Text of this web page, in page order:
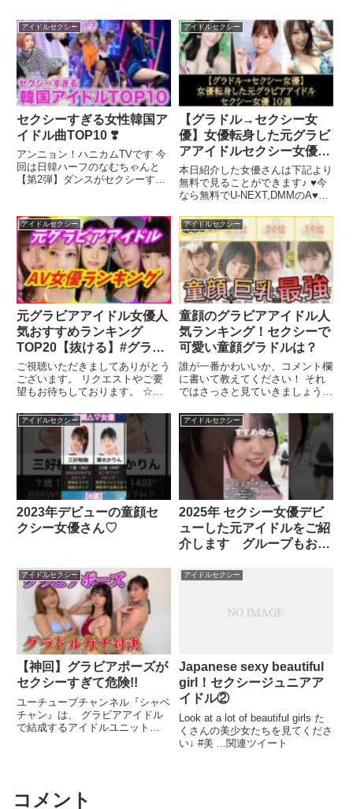
アイドルセクシー
セクシーすぎる女性韓国ア
イドル曲TOP10 ❣️
アンニョン！ハニカムTVです 今
回は日韓ハーフのなむちゃんと
【第2弾】ダンスがセクシーすぎ
アイドルセクシー
【グラドル→セクシー女
優】女優転身した元グラビ
アアイドルセクシー女優
10選
本日紹介した女優さんは下記より
無料で見ることができます♪ ♥️今
なら無料でU-NEXT,DMMのA♥️動
ート
アイドルセクシー
元グラビアアイドル女優人
気おすすめランキング
TOP20【抜ける】#グラビ
アアイドル
ご視聴いただきましてありがとう
ございます。 リクエストやご要
望もお待ちしております。 ☆チ
...
アイドルセクシー
童顔のグラビアアイドル人
気ランキング！セクシーで
可愛い童顔グラドルは？
誰が一番かわいいか、コメント欄
に書いて教えてください！ それ
ではさっさと見ていきましょう！
関連ツイート
アイドルセクシー
2023年デビューの童顔セ
クシー女優さん♡
アイドルセクシー
2025年 セクシー女優デビ
ューした元アイドルをご紹
介します グループもお知
アイドルセクシー
【神回】グラビアポーズが
セクシーすぎて危険!!
ユーチューブチャンネル『シャベ
チャン』は、 グラビアアイドル
で結成するアイドルユニット
アイドルセクシー
Japanese sexy beautiful
girl！セクシージュニアア
イドル②
Look at a lot of beautiful girls た
くさんの美少女たちを見てくださ
い↓ #美 ...関連ツイート
コメント